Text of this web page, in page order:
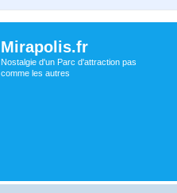
Mirapolis.fr
Nostalgie d'un Parc d'attraction pas
comme les autres